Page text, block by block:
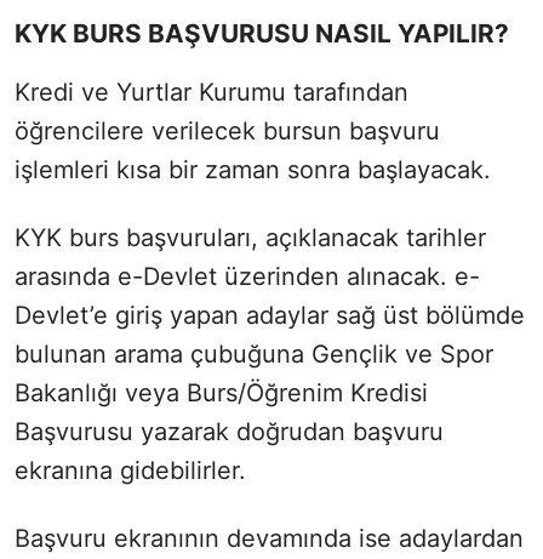
KYK BURS BAŞVURUSU NASIL YAPILIR?
Kredi ve Yurtlar Kurumu tarafından
öğrencilere verilecek bursun başvuru
işlemleri kısa bir zaman sonra başlayacak.
KYK burs başvuruları, açıklanacak tarihler
arasında e-Devlet üzerinden alınacak. e-
Devlet’e giriş yapan adaylar sağ üst bölümde
bulunan arama çubuğuna Gençlik ve Spor
Bakanlığı veya Burs/Öğrenim Kredisi
Başvurusu yazarak doğrudan başvuru
ekranına gidebilirler.
Başvuru ekranının devamında ise adaylardan